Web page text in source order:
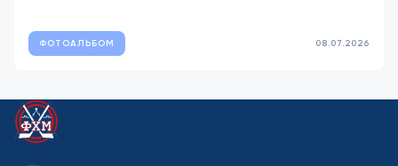
ФОТОАЛЬБОМ 08.07.2026